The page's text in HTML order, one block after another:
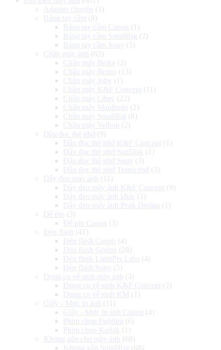
Adapter chuyển
(3)
Báng tay cầm (8)
Báng tay cầm Canon
(1)
Báng tay cầm SmallRig (2)
Báng tay cầm Sony (5)
Chân máy ảnh
(62)
Chân máy Beike (2)
Chân máy Benro (13)
Chân máy Joby (1)
Chân máy K&F Concept (11)
Chân máy Libec (22)
Chân máy Manfrotto (2)
Chân máy SmallRig (8)
Chân máy Velbon
(2)
Đầu đọc thẻ nhớ (9)
Đầu đọc thẻ nhớ K&F Concept (1)
Đầu đọc thẻ nhớ SanDisk (1)
Đầu đọc thẻ nhớ Sony (3)
Đầu đọc thẻ nhớ Transcend
(3)
Dây đeo máy ảnh
(11)
Dây đeo máy ảnh K&F Concept (9)
Dây đeo máy ảnh khác (1)
Dây đeo máy ảnh Peak Design
(1)
Đế pin
(3)
Đế pin Canon
(3)
Đèn flash
(41)
Đèn flash Canon
(4)
Đèn flash Godox (28)
Đèn flash LightPix Labs (4)
Đèn flash Sony (5)
Dụng cụ vệ sinh máy ảnh
(3)
Dụng cụ vệ sinh K&F Concept (2)
Dụng cụ vệ sinh KM (1)
Giấy - Mực in ảnh
(11)
Giấy - Mực in ảnh Canon
(4)
Phim chụp Fujifilm (6)
Phim chụp Kodak (1)
Khung gắn cho máy ảnh
(68)
Khung gắn SmallRig (68)